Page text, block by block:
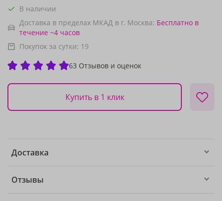
В наличии
Доставка в пределах МКАД в г. Москва: Бесплатно в
течение ~4 часов
Покупок за сутки: 19
63 Отзывов и оценок
Купить в 1 клик
Доставка
Отзывы